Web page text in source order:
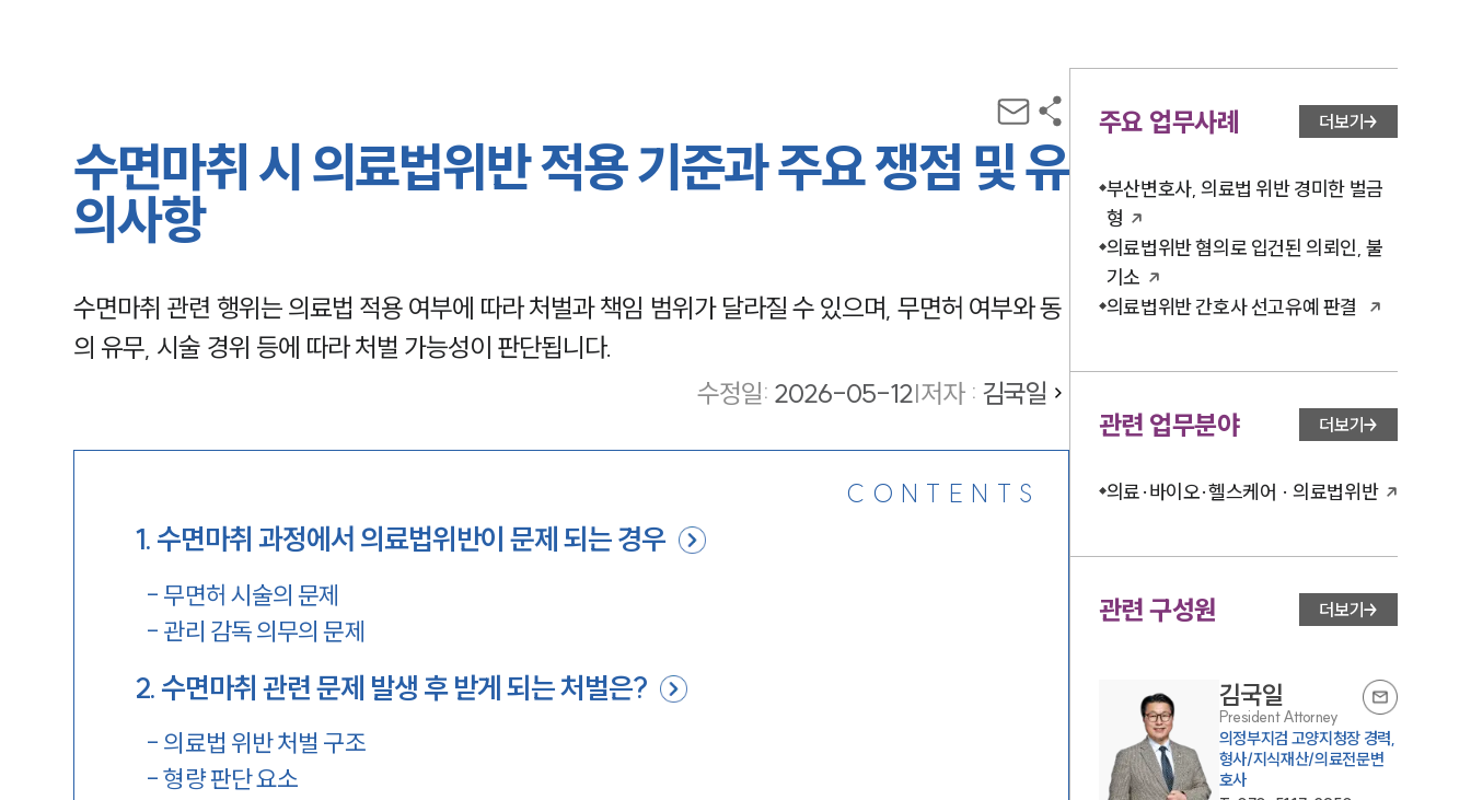
수면마취 시 의료법위반 적용 기준과 주요 쟁점 및 유
의사항
수면마취 관련 행위는 의료법 적용 여부에 따라 처벌과 책임 범위가 달라질 수 있으며, 무면허 여부와 동
의 유무, 시술 경위 등에 따라 처벌 가능성이 판단됩니다.
수정일: 2026-05-12|저자 : 김국일
CONTENTS
1. 수면마취 과정에서 의료법위반이 문제 되는 경우
- 무면허 시술의 문제
- 관리 감독 의무의 문제
2. 수면마취 관련 문제 발생 후 받게 되는 처벌은?
- 의료법 위반 처벌 구조
-형량 판단 요소
주요 업무사례 더보기
부산변호사, 의료법 위반 경미한 벌금
형
의료법위반 혐의로 입건된 의뢰인, 불
기소
의료법위반 간호사 선고유예 판결
관련 업무분야 더보기
의료·바이오·헬스케어 · 의료법위반
관련 구성원 더보기
김국일
President Attorney
의정부지검 고양지청장 경력,
형사/지식재산/의료전문변
호사